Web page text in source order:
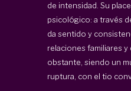
de intensidad. Su
psicológico: a través
da sentido y
relaciones familiares
obstante, siendo un
ruptura, con el tio